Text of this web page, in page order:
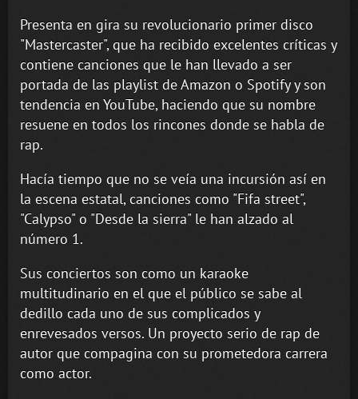
Presenta en gira su revolucionario primer disco
"Mastercaster", que ha recibido excelentes críticas y
contiene canciones que le han llevado a ser
portada de las playlist de Amazon o Spotify y son
tendencia en YouTube, haciendo que su nombre
resuene en todos los rincones donde se habla de
rap.
Hacía tiempo que no se veía una incursión así en
la escena estatal, canciones como "Fifa street",
"Calypso" o "Desde la sierra" le han alzado al
número 1.
Sus conciertos son como un karaoke
multitudinario en el que el público se sabe al
dedillo cada uno de sus complicados y
enrevesados versos. Un proyecto serio de rap de
autor que compagina con su prometedora carrera
como actor.